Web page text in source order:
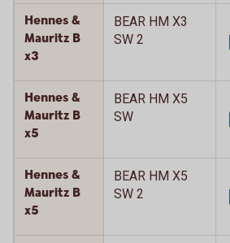
Hennes &
Mauritz B
x3
BEAR HM X3
SW 2
Hennes &
Mauritz B
x5
BEAR HM X5
SW
Hennes &
Mauritz B
x5
BEAR HM X5
SW 2